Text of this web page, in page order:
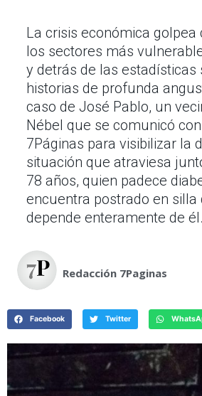
La crisis económica golpea
los sectores más
y detrás de las estadísticas
historias de profunda
caso de José Pablo, un
Nébel que se comunicó
7Páginas para visibilizar la
situación que atraviesa
78 años, quien padece
encuentra postrado en silla
depende enteramente de él.
Redacción 7Paginas
Facebook Twitter